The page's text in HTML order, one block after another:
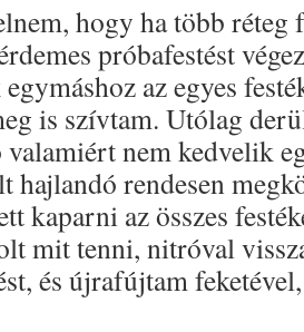
hogy ha több réteg
próbafestést
az egyes
is szívtam. Utólag
valamiért nem kedvelik
hajlandó rendesen
kaparni az összes
mit tenni, nitróval
és újrafújtam